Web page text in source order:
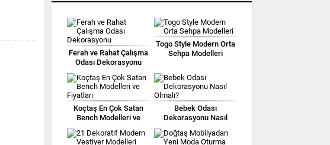
Ferah ve Rahat Çalışma
Odası Dekorasyonu
Togo Style Modern Orta
Sehpa Modelleri
Koçtaş En Çok Satan
Bench Modelleri ve
Bebek Odası
Dekorasyonu Nasıl